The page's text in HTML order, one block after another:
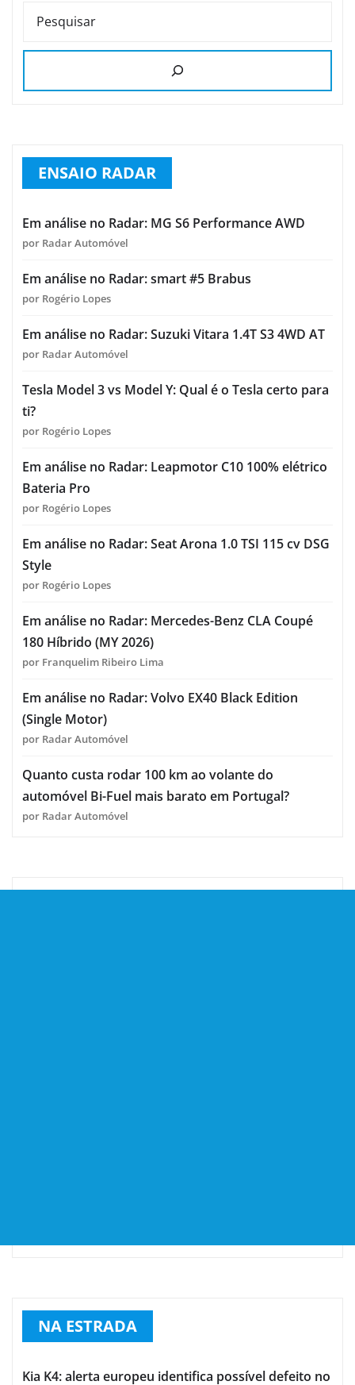
PESQUISAR
ENSAIO RADAR
Em análise no Radar: MG S6 Performance AWD
por Radar Automóvel
Em análise no Radar: smart #5 Brabus
por Rogério Lopes
Em análise no Radar: Suzuki Vitara 1.4T S3 4WD AT
por Radar Automóvel
Tesla Model 3 vs Model Y: Qual é o Tesla certo para
ti?
por Rogério Lopes
Em análise no Radar: Leapmotor C10 100% elétrico
Bateria Pro
por Rogério Lopes
Em análise no Radar: Seat Arona 1.0 TSI 115 cv DSG
Style
por Rogério Lopes
Em análise no Radar: Mercedes-Benz CLA Coupé
180 Híbrido (MY 2026)
por Franquelim Ribeiro Lima
Em análise no Radar: Volvo EX40 Black Edition
(Single Motor)
por Radar Automóvel
Quanto custa rodar 100 km ao volante do
automóvel Bi-Fuel mais barato em Portugal?
por Radar Automóvel
NA ESTRADA
Kia K4: alerta europeu identifica possível defeito no